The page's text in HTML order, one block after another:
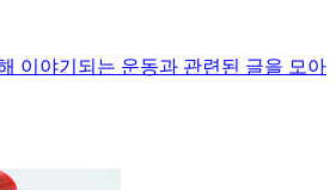
이야기되는 운동과 관련된 글을 모아